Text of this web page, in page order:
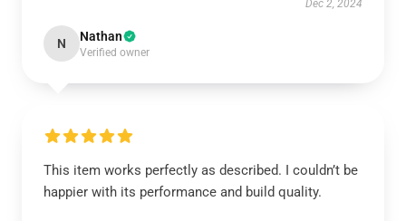
Dec 2, 2024
N Nathan
Verified owner
This item works perfectly as described. I couldn’t be
happier with its performance and build quality.